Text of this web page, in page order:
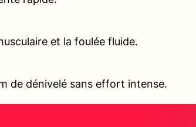
et la foulée fluide.
de dénivelé sans effort intense.